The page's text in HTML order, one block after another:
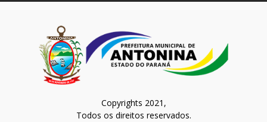
Copyrights 2021,
Todos os direitos reservados.